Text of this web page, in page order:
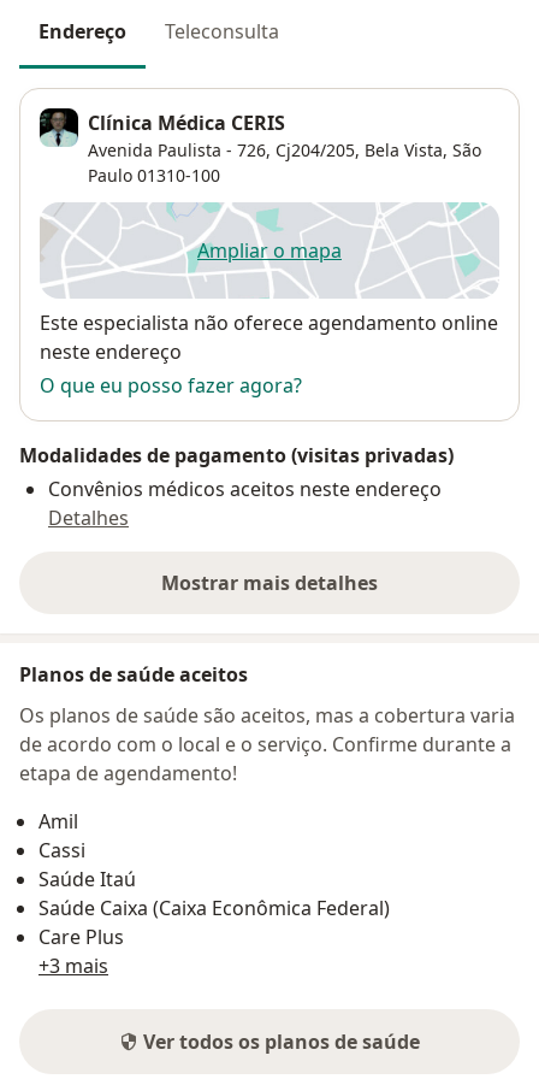
Endereço Teleconsulta
Clínica Médica CERIS
Avenida Paulista - 726, Cj204/205, Bela Vista, São
Paulo 01310-100
Ampliar o mapaabre num novo separador
Disponibilidade
Este especialista não oferece agendamento online
neste endereço
O que eu posso fazer agora?
Modalidades de pagamento (visitas privadas)
Convênios médicos aceitos neste endereço
Detalhes
Mostrar mais detalhes
sobre o endereço
Planos de saúde aceitos
Os planos de saúde são aceitos, mas a cobertura varia
de acordo com o local e o serviço. Confirme durante a
etapa de agendamento!
Amil
Cassi
Saúde Itaú
Saúde Caixa (Caixa Econômica Federal)
Care Plus
+3 mais
Ver todos os planos de saúde